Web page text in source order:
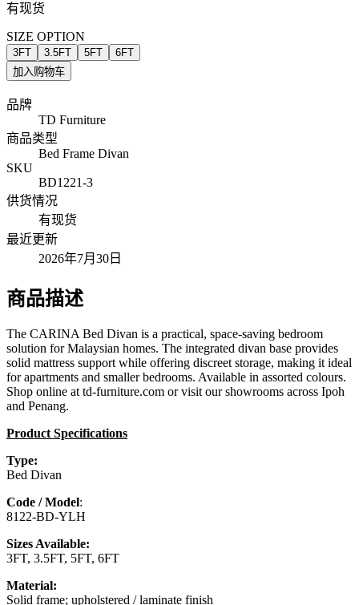
有现货
SIZE OPTION
3FT 3.5FT 5FT
6FT
加入购物车
品牌
TD Furniture
商品类型
Bed Frame Divan
SKU
BD1221-3
供货情况
有现货
最近更新
2026年7月30日
商品描述
The CARINA Bed Divan is a practical, space-saving bedroom
solution for Malaysian homes. The integrated divan base provides
solid mattress support while offering discreet storage, making it ideal
for apartments and smaller bedrooms. Available in assorted colours.
Shop online at td-furniture.com or visit our showrooms across Ipoh
and Penang.
Product Specifications
Type:
Bed Divan
Code / Model:
8122-BD-YLH
Sizes Available:
3FT, 3.5FT, 5FT, 6FT
Material:
Solid frame; upholstered / laminate finish